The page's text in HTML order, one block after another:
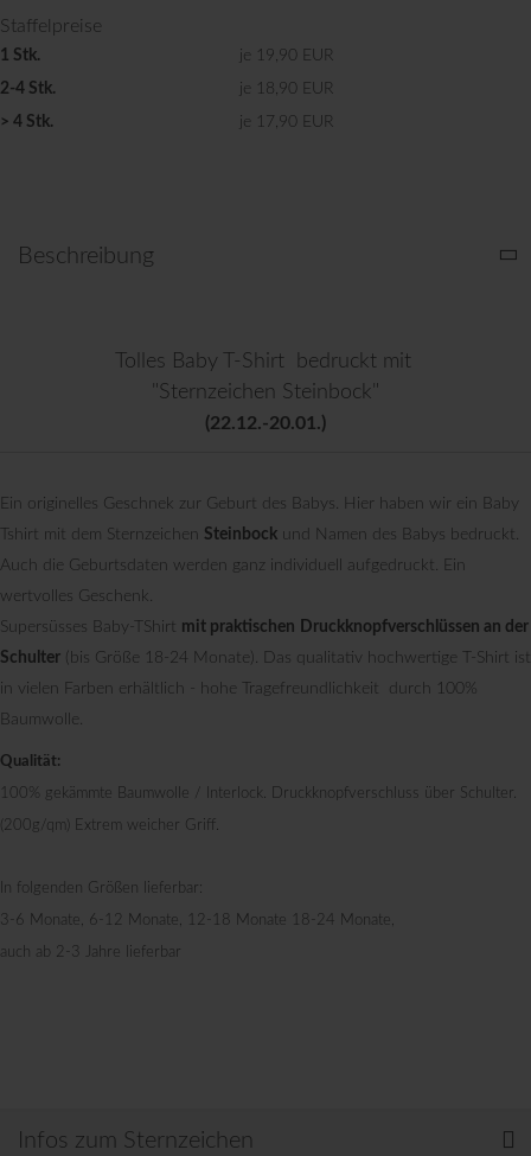
Staffelpreise
1 Stk.
je 19,90 EUR
2-4 Stk.
je 18,90 EUR
> 4 Stk.
je 17,90 EUR
Beschreibung
Tolles Baby T-Shirt bedruckt mit
"Sternzeichen Steinbock"
(22.12.-20.01.)
Ein originelles Geschnek zur Geburt des Babys. Hier haben wir ein Baby
Tshirt mit dem Sternzeichen Steinbock und Namen des Babys bedruckt.
Auch die Geburtsdaten werden ganz individuell aufgedruckt. Ein
wertvolles Geschenk.
Supersüsses Baby-TShirt mit praktischen Druckknopfverschlüssen an der
Schulter (bis Größe 18-24 Monate). Das qualitativ hochwertige T-Shirt ist
in vielen Farben erhältlich - hohe Tragefreundlichkeit durch 100%
Baumwolle.
Qualität:
100% gekämmte Baumwolle / Interlock. Druckknopfverschluss über Schulter.
(200g/qm) Extrem weicher Griff.
In folgenden Größen lieferbar:
3-6 Monate, 6-12 Monate, 12-18 Monate 18-24 Monate,
auch ab 2-3 Jahre lieferbar
Infos zum Sternzeichen